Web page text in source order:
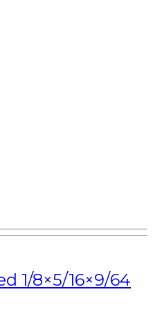
1/8×5/16×9/64